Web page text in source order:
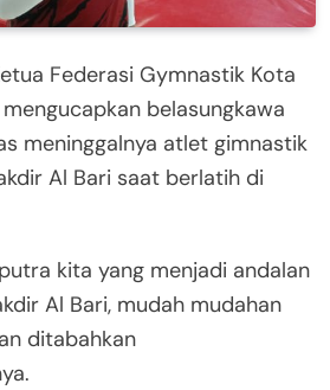
Federasi Gymnastik Kota
belasungkawa
meninggalnya atlet gimnastik
Al Bari saat berlatih di
kita yang menjadi andalan
Al Bari, mudah mudahan
ditabahkan